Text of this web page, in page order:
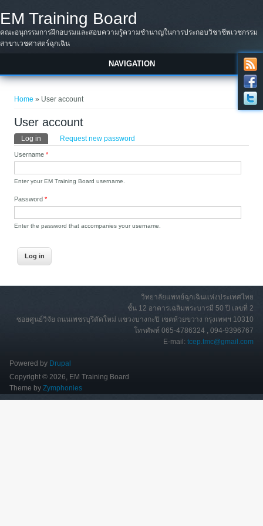
EM Training Board
คณะอนุกรรมการฝึกอบรมและสอบความรู้ความชำนาญในการประกอบวิชาชีพเวชกรรม
สาขาเวชศาสตร์ฉุกเฉิน
NAVIGATION
Home » User account
User account
Primary tabs
Log in (active tab)Request new password
Username*
Enter your EM Training Board username.
Password*
Enter the password that accompanies your username.
วิทยาลัยแพทย์ฉุกเฉินแห่งประเทศไทย
ชั้น 12 อาคารเฉลิมพระบารมี 50 ปี เลขที่ 2
ซอยศูนย์วิจัย ถนนเพชรบุรีตัดใหม่ แขวงบางกะปิ เขตห้วยขวาง กรุงเทพฯ 10310
โทรศัพท์ 065-4786324 , 094-9396767
E-mail:tcep.tmc@gmail.com
Powered by Drupal
Copyright © 2026, EM Training Board
Theme by Zymphonies